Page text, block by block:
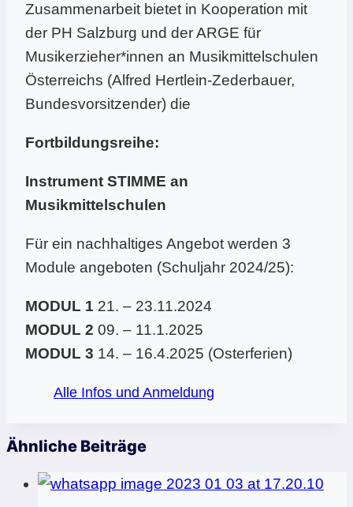
Zusammenarbeit bietet in Kooperation mit
der PH Salzburg und der ARGE für
Musikerzieher*innen an Musikmittelschulen
Österreichs (Alfred Hertlein-Zederbauer,
Bundesvorsitzender) die
Fortbildungsreihe:
Instrument STIMME an
Musikmittelschulen
Für ein nachhaltiges Angebot werden 3
Module angeboten (Schuljahr 2024/25):
MODUL 1 21. – 23.11.2024
MODUL 2 09. – 11.1.2025
MODUL 3 14. – 16.4.2025 (Osterferien)
Alle Infos und Anmeldung
Ähnliche Beiträge